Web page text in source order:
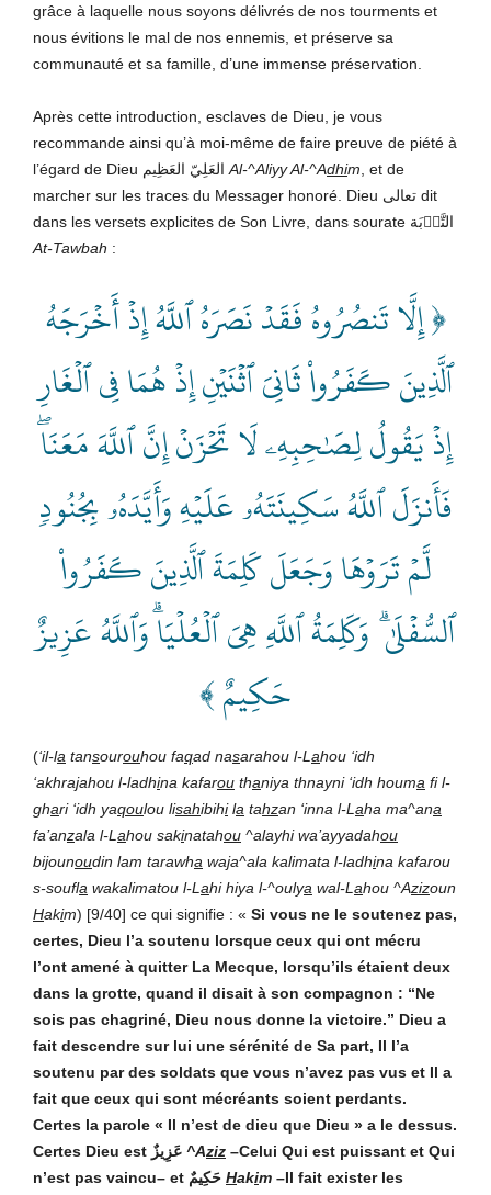
grâce à laquelle nous soyons délivrés de nos tourments et
nous évitions le mal de nos ennemis, et préserve sa
communauté et sa famille, d’une immense préservation.
Après cette introduction, esclaves de Dieu, je vous
recommande ainsi qu’à moi-même de faire preuve de piété à
Al-^Aliyy Al-^Adhim , et de
marcher sur les traces du Messager honoré. Dieu تعالى dit
dans les versets explicites de Son Livre, dans sourate التَّوۡبَة
At-Tawbah :
﴿ إِلَّا تَنصُرُوهُ فَقَدۡ نَصَرَهُ ٱللَّهُ إِذۡ أَخۡرَجَهُ
ٱلَّذِينَ كَفَرُواْ ثَانِيَ ٱثۡنَيۡنِ إِذۡ هُمَا فِي ٱلۡغَارِ
إِذۡ يَقُولُ لِصَٰحِبِهِۦ لَا تَحۡزَنۡ إِنَّ ٱللَّهَ مَعَنَاۖ
فَأَنزَلَ ٱللَّهُ سَكِينَتَهُۥ عَلَيۡهِ وَأَيَّدَهُۥ بِجُنُودٖ
لَّمۡ تَرَوۡهَا وَجَعَلَ كَلِمَةَ ٱلَّذِينَ كَفَرُواْ
ٱلسُّفۡلَىٰۗ وَكَلِمَةُ ٱللَّهِ هِيَ ٱلۡعُلۡيَاۗ وَٱللَّهُ عَزِيزٌ
حَكِيمٌ ﴾
(‘il-la tansourouhou faqad nasarahou l-L ahou ‘idh
‘akhrajahou l-ladhina kafarou thaniya thnayni ‘idh houma fi l-
ghari ‘idh yaqoulou lisahibihila tahzan ‘inna l-L aha ma^ana
fa’anzala l-L ahou sakinatahou ^alayhi wa’ayyadahou
bijounoudin lam tarawha waja^ala kalimata l-ladhina kafarou
s-soufla wakalimatou l-L ahi hiya l-^oulya wal-L ahou ^Azizoun
Hakim) [9/40] ce qui signifie : « Si vous ne le soutenez pas,
certes, Dieu l’a soutenu lorsque ceux qui ont mécru
l’ont amené à quitter La Mecque, lorsqu’ils étaient deux
dans la grotte, quand il disait à son compagnon : “Ne
sois pas chagriné, Dieu nous donne la victoire.” Dieu a
fait descendre sur lui une sérénité de Sa part, Il l’a
soutenu par des soldats que vous n’avez pas vus et Il a
fait que ceux qui sont mécréants soient perdants.
Certes la parole « Il n’est de dieu que Dieu » a le dessus.
Certes Dieu est عَزِيزٌ ^Aziz –Celui Qui est puissant et Qui
n’est pas vaincu– et حَكِيمٌ Hakim –Il fait exister les